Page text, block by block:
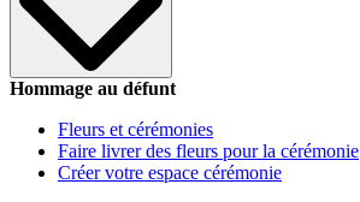
Hommage au défunt
Fleurs et cérémonies
Faire livrer des fleurs pour la cérémonie
Créer votre espace cérémonie